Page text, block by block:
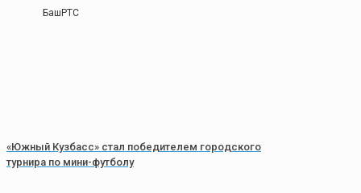
БашРТС
«Южный Кузбасс» стал победителем городского
турнира по мини-футболу